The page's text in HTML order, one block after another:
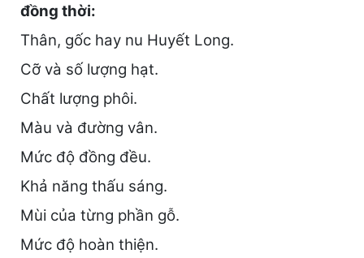
đồng thời:
Thân, gốc hay nu Huyết Long.
Cỡ và số lượng hạt.
Chất lượng phôi.
Màu và đường vân.
Mức độ đồng đều.
Khả năng thấu sáng.
Mùi của từng phần gỗ.
Mức độ hoàn thiện.